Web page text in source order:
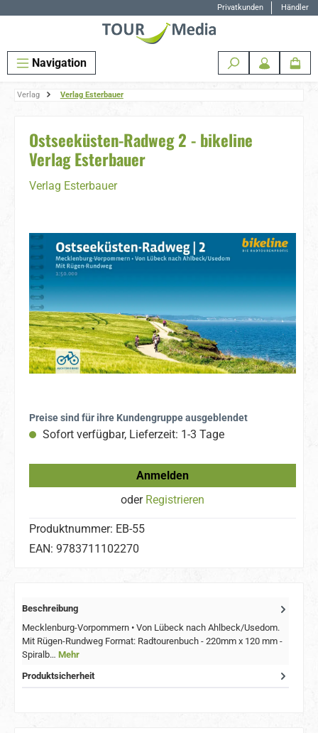
Zum Hauptinhalt springen Privatkunden Händler
Navigation
Verlag Verlag Esterbauer
Ostseeküsten-Radweg 2 - bikeline
Verlag Esterbauer
Verlag Esterbauer
Bildergalerie überspringen
Preise sind für ihre Kundengruppe ausgeblendet
Sofort verfügbar, Lieferzeit: 1-3 Tage
Anmelden
oder Registrieren
Produktnummer: EB-55
EAN: 9783711102270
Beschreibung
Mecklenburg-Vorpommern • Von Lübeck nach Ahlbeck/Usedom.
Mit Rügen-Rundweg Format: Radtourenbuch - 220mm x 120 mm -
Spiralb… Mehr
Produktsicherheit